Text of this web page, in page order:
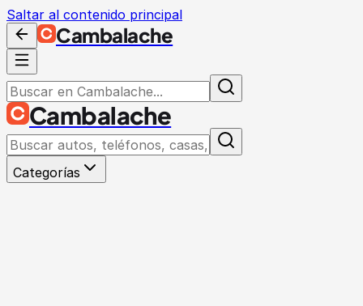
Saltar al contenido principal
Cambalache
Cambalache
Categorías